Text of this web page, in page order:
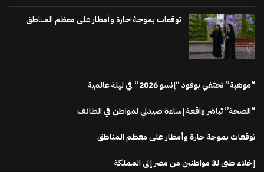
توقعات بموجة حارة وأمطار على معظم المناطق
“موهبة” تحتفي بوفود “إنسو 2026” في ليلة عالمية
“الصحة” تباشر واقعة إساءة صيدلي لمواطن في الطائف
توقعات بموجة حارة وأمطار على معظم المناطق
إخلاء طبي لـ3 مواطنين من مصر إلى المملكة